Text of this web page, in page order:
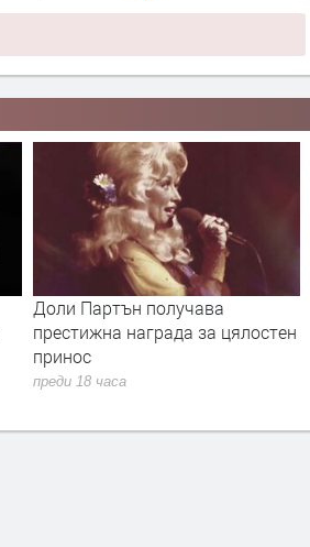
Доли Партън получава
престижна награда за цялостен
принос
преди 18 часа